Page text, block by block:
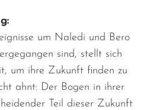
um Naledi und Bero
sind, stellt sich
um ihre Zukunft finden zu
ahnt: Der Bogen in ihrer
Teil dieser Zukunft